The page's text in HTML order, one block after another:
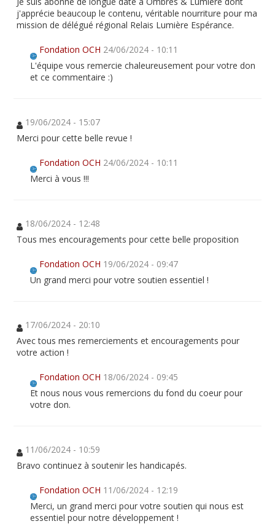
j'apprécie beaucoup le contenu, véritable nourriture pour ma
mission de délégué régional Relais Lumière Espérance.
Fondation OCH 24/06/2024 - 10:11
L'équipe vous remercie chaleureusement pour votre don
et ce commentaire :)
19/06/2024 - 15:07
Merci pour cette belle revue !
Fondation OCH 24/06/2024 - 10:11
Merci à vous !!!
18/06/2024 - 12:48
Tous mes encouragements pour cette belle proposition
Fondation OCH 19/06/2024 - 09:47
Un grand merci pour votre soutien essentiel !
17/06/2024 - 20:10
Avec tous mes remerciements et encouragements pour
votre action !
Fondation OCH 18/06/2024 - 09:45
Et nous nous vous remercions du fond du coeur pour
votre don.
11/06/2024 - 10:59
Bravo continuez à soutenir les handicapés.
Fondation OCH 11/06/2024 - 12:19
Merci, un grand merci pour votre soutien qui nous est
essentiel pour notre développement !